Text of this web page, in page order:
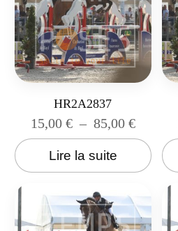
HR2A2837
15,00 € – 85,00 €
Lire la suite